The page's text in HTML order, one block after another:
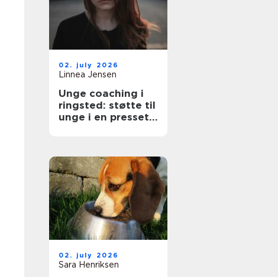
02. july 2026
Linnea Jensen
Unge coaching i
ringsted: støtte til
unge i en presset
02. july 2026
Sara Henriksen